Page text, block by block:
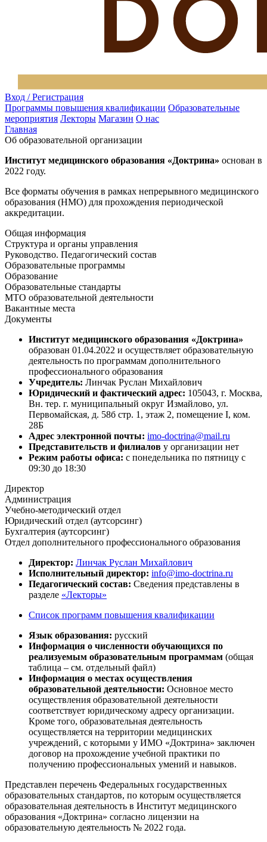
Вход / Регистрация
Программы повышения квалификации Образовательные
мероприятия Лекторы Магазин О нас
Главная
Об образовательной организации
Институт медицинского образования «Доктрина» основан в
2022 году.
Все форматы обучения в рамках непрерывного медицинского
образования (НМО) для прохождения периодической
аккредитации.
Общая информация
Структура и органы управления
Руководство. Педагогический состав
Образовательные программы
Образование
Образовательные стандарты
МТО образовательной деятельности
Вакантные места
Документы
Институт медицинского образования «Доктрина»
образован 01.04.2022 и осуществляет образовательную
деятельность по программам дополнительного
профессионального образования
Учредитель: Линчак Руслан Михайлович
Юридический и фактический адрес: 105043, г. Москва,
Вн. тер. г. муниципальный округ Измайлово, ул.
Первомайская, д. 58б стр. 1, этаж 2, помещение I, ком.
28Б
Адрес электронной почты: imo-doctrina@mail.ru
Представительств и филиалов у организации нет
Режим работы офиса: с понедельника по пятницу с
09:30 до 18:30
Директор
Администрация
Учебно-методический отдел
Юридический отдел (аутсорсинг)
Бухгалтерия (аутсорсинг)
Отдел дополнительного профессионального образования
Директор: Линчак Руслан Михайлович
Исполнительный директор: info@imo-doctrina.ru
Педагогический состав: Сведения представлены в
разделе «Лекторы»
Список программ повышения квалификации
Язык образования: русский
Информация о численности обучающихся по
реализуемым образовательным программам (общая
таблица – см. отдельный файл)
Информация о местах осуществления
образовательной деятельности: Основное место
осуществления образовательной деятельности
соответствует юридическому адресу организации.
Кроме того, образовательная деятельность
осуществляется на территории медицинских
учреждений, с которыми у ИМО «Доктрина» заключен
договор на прохождение учебной практики по
получению профессиональных умений и навыков.
Представлен перечень Федеральных государственных
образовательных стандартов, по которым осуществляется
образовательная деятельность в Институт медицинского
образования «Доктрина» согласно лицензии на
образовательную деятельность № 2022 года.